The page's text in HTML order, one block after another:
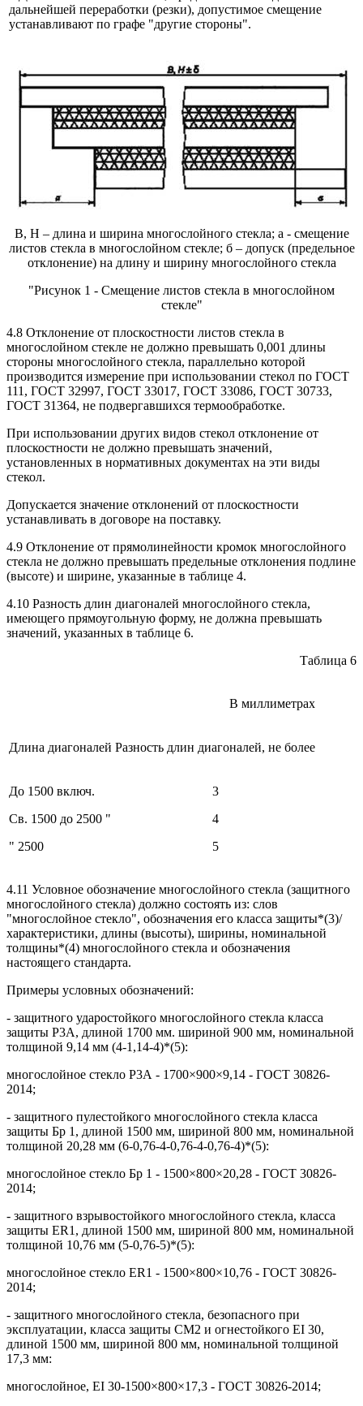
дальнейшей переработки (резки), допустимое смещение
устанавливают по графе "другие стороны".
В, Н – длина и ширина многослойного стекла; а - смещение
листов стекла в многослойном стекле; б – допуск (предельное
отклонение) на длину и ширину многослойного стекла
"Рисунок 1 - Смещение листов стекла в многослойном
стекле"
4.8 Отклонение от плоскостности листов стекла в
многослойном стекле не должно превышать 0,001 длины
стороны многослойного стекла, параллельно которой
производится измерение при использовании стекол по ГОСТ
111, ГОСТ 32997, ГОСТ 33017, ГОСТ 33086, ГОСТ 30733,
ГОСТ 31364, не подвергавшихся термообработке.
При использовании других видов стекол отклонение от
плоскостности не должно превышать значений,
установленных в нормативных документах на эти виды
стекол.
Допускается значение отклонений от плоскостности
устанавливать в договоре на поставку.
4.9 Отклонение от прямолинейности кромок многослойного
стекла не должно превышать предельные отклонения подлине
(высоте) и ширине, указанные в таблице 4.
4.10 Разность длин диагоналей многослойного стекла,
имеющего прямоугольную форму, не должна превышать
значений, указанных в таблице 6.
Таблица 6
В миллиметрах
Длина диагоналей Разность длин диагоналей, не более
До 1500 включ.
Св. 1500 до 2500 "
" 2500
3
4
5
4.11 Условное обозначение многослойного стекла (защитного
многослойного стекла) должно состоять из: слов
"многослойное стекло", обозначения его класса защиты*(3)/
характеристики, длины (высоты), ширины, номинальной
толщины*(4) многослойного стекла и обозначения
настоящего стандарта.
Примеры условных обозначений:
- защитного ударостойкого многослойного стекла класса
защиты Р3А, длиной 1700 мм. шириной 900 мм, номинальной
толщиной 9,14 мм (4-1,14-4)*(5):
многослойное стекло Р3А - 1700×900×9,14 - ГОСТ 30826-
2014;
- защитного пулестойкого многослойного стекла класса
защиты Бр 1, длиной 1500 мм, шириной 800 мм, номинальной
толщиной 20,28 мм (6-0,76-4-0,76-4-0,76-4)*(5):
многослойное стекло Бр 1 - 1500×800×20,28 - ГОСТ 30826-
2014;
- защитного взрывостойкого многослойного стекла, класса
защиты ER1, длиной 1500 мм, шириной 800 мм, номинальной
толщиной 10,76 мм (5-0,76-5)*(5):
многослойное стекло ER1 - 1500×800×10,76 - ГОСТ 30826-
2014;
- защитного многослойного стекла, безопасного при
эксплуатации, класса защиты СМ2 и огнестойкого EI 30,
длиной 1500 мм, шириной 800 мм, номинальной толщиной
17,3 мм:
многослойное, EI 30-1500×800×17,3 - ГОСТ 30826-2014;